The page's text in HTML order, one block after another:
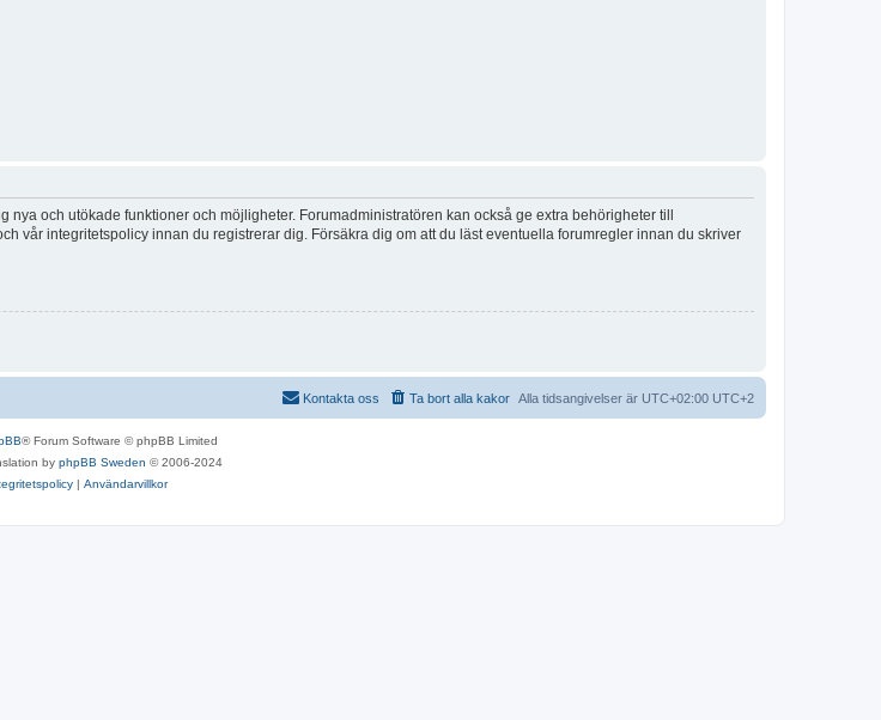
och utökade funktioner och möjligheter. Forumadministratören kan också ge extra behörigheter till
vår integritetspolicy innan du registrerar dig. Försäkra dig om att du läst eventuella forumregler innan du skriver
Alla tidsangivelser är UTC+02:00 UTC+2
Ta bort alla kakor
Kontakta oss
® Forum Software © phpBB Limited
by phpBB Sweden © 2006-2024
| Användarvillkor